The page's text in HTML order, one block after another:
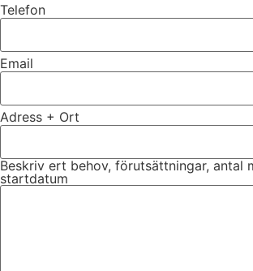
Telefon
Email
Adress + Ort
Beskriv ert behov, förutsättningar, antal
startdatum